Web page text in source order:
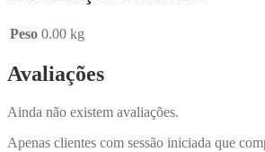
Peso 0.00 kg
Avaliações
Ainda não existem avaliações.
Apenas clientes com sessão iniciada que